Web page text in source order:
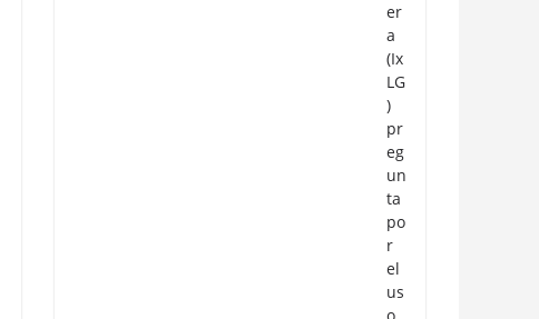
er
a
(Ix
LG
)
pr
eg
un
ta
po
r
el
us